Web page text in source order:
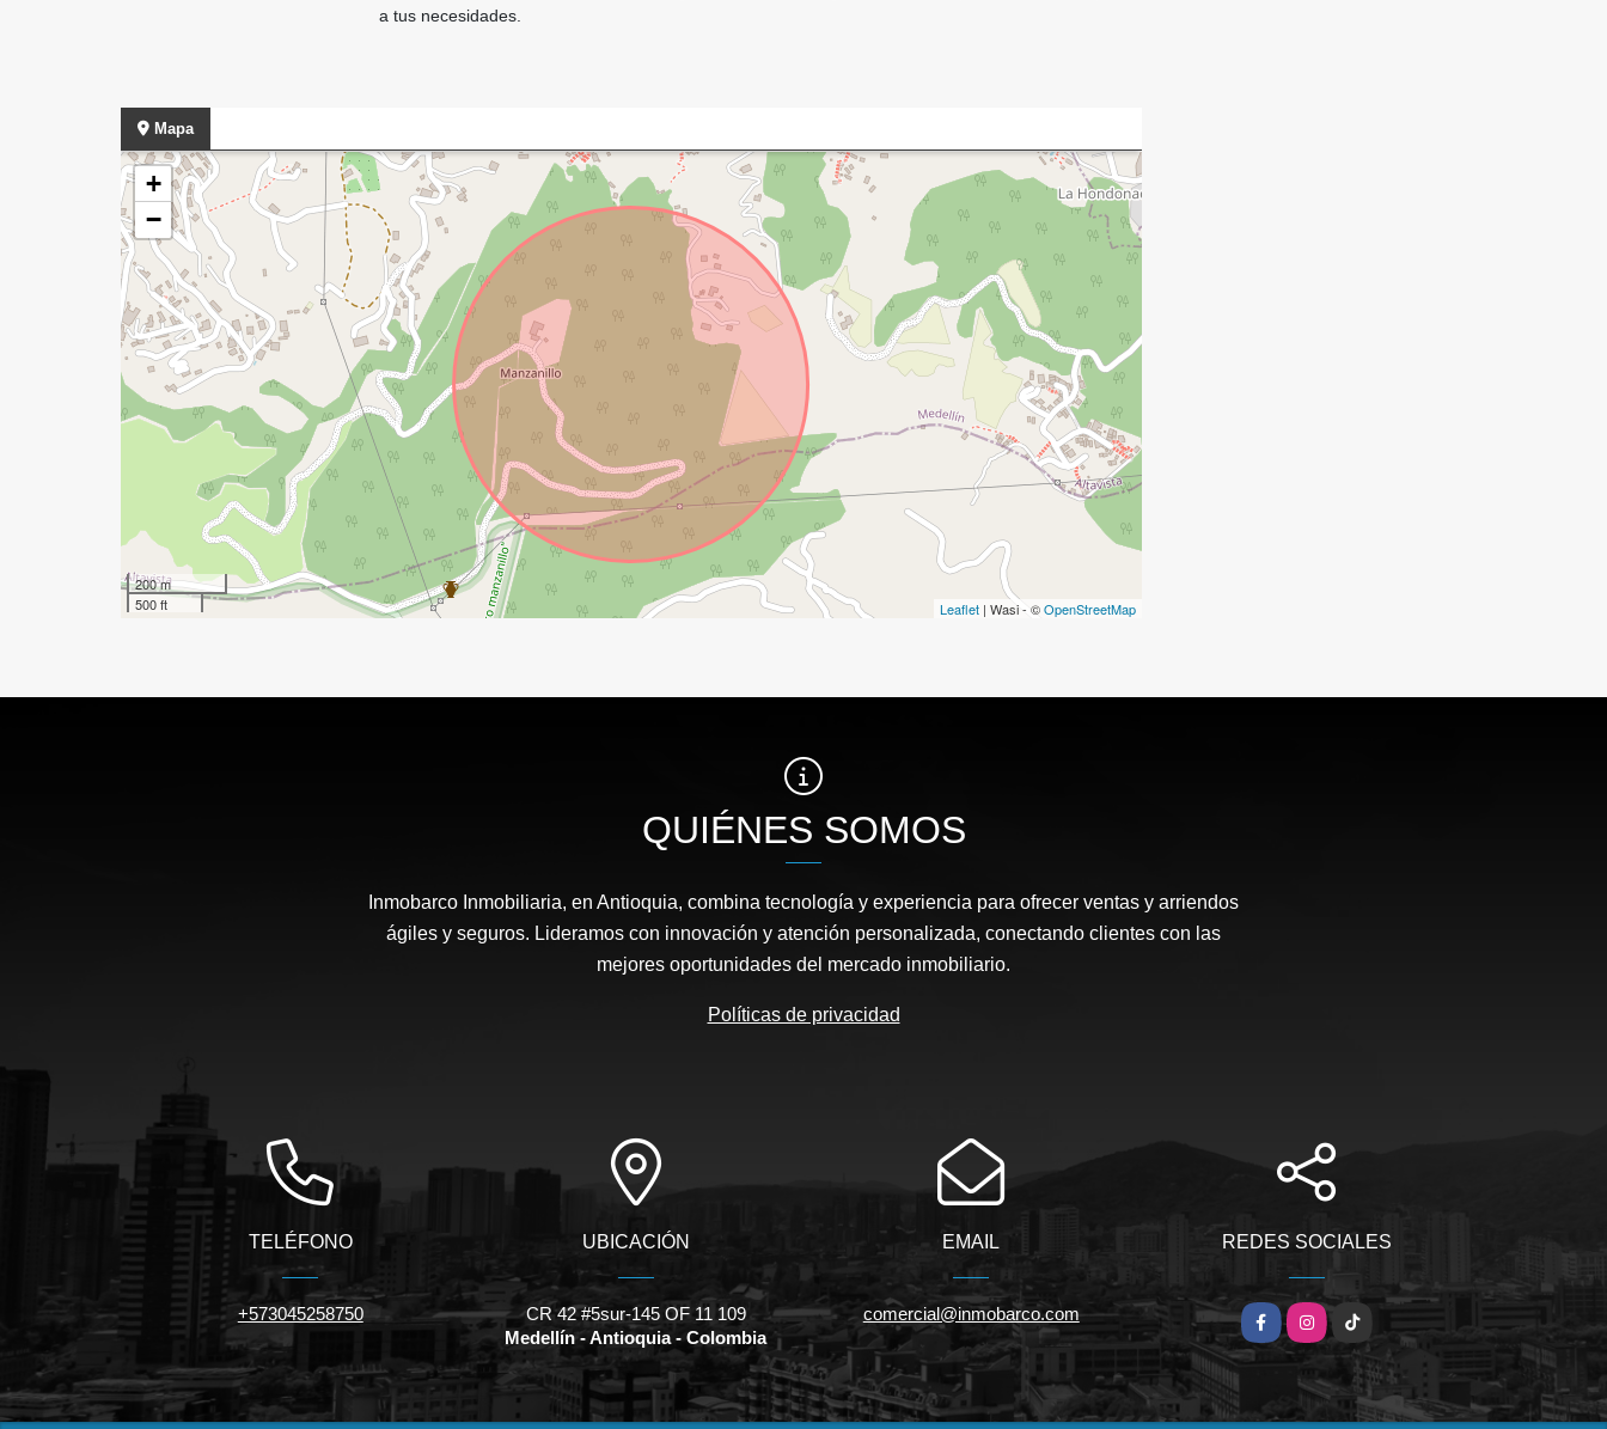
a tus necesidades.
Mapa
+
−
200 m
500 ft
Leaflet | Wasi - ©OpenStreetMap
QUIÉNES SOMOS
Inmobarco Inmobiliaria, en Antioquia, combina tecnología y experiencia para ofrecer ventas y arriendos
ágiles y seguros. Lideramos con innovación y atención personalizada, conectando clientes con las
mejores oportunidades del mercado inmobiliario.
Políticas de privacidad
TELÉFONO
+573045258750
UBICACIÓN
CR 42 #5sur-145 OF 11 109
Medellín - Antioquia - Colombia
EMAIL
comercial@inmobarco.com
REDES SOCIALES
FacebookInstagramTikTok